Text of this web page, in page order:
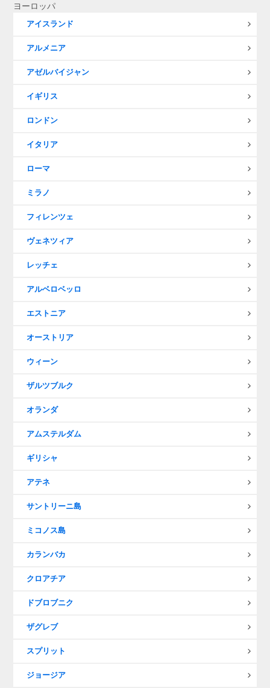
ヨーロッパ
アイスランド
アルメニア
アゼルバイジャン
イギリス
ロンドン
イタリア
ローマ
ミラノ
フィレンツェ
ヴェネツィア
レッチェ
アルベロベッロ
エストニア
オーストリア
ウィーン
ザルツブルク
オランダ
アムステルダム
ギリシャ
アテネ
サントリーニ島
ミコノス島
カランバカ
クロアチア
ドブロブニク
ザグレブ
スプリット
ジョージア